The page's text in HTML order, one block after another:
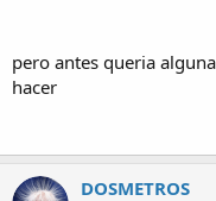
pero antes queria
hacer
DOSMETROS